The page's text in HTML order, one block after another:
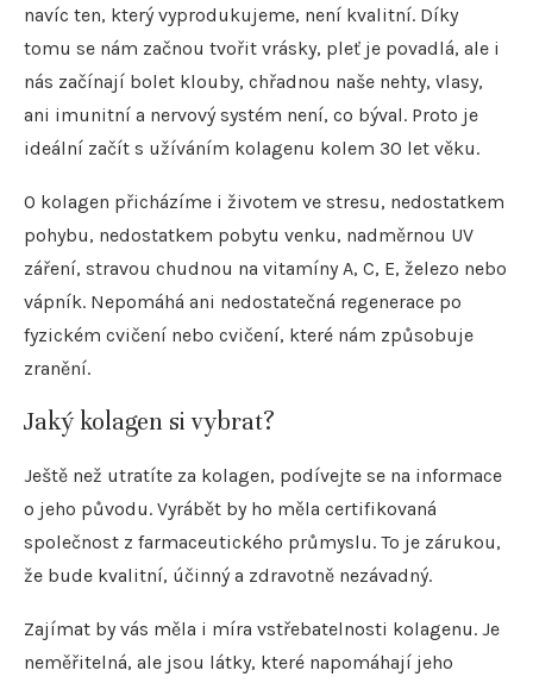
navíc ten, který vyprodukujeme, není kvalitní. Díky
tomu se nám začnou tvořit vrásky, pleť je povadlá, ale i
nás začínají bolet klouby, chřadnou naše nehty, vlasy,
ani imunitní a nervový systém není, co býval. Proto je
ideální začít s užíváním kolagenu kolem 30 let věku.
O kolagen přicházíme i životem ve stresu, nedostatkem
pohybu, nedostatkem pobytu venku, nadměrnou UV
záření, stravou chudnou na vitamíny A, C, E, železo nebo
vápník. Nepomáhá ani nedostatečná regenerace po
fyzickém cvičení nebo cvičení, které nám způsobuje
zranění.
Jaký kolagen si vybrat?
Ještě než utratíte za kolagen, podívejte se na informace
o jeho původu. Vyrábět by ho měla certifikovaná
společnost z farmaceutického průmyslu. To je zárukou,
že bude kvalitní, účinný a zdravotně nezávadný.
Zajímat by vás měla i míra vstřebatelnosti kolagenu. Je
neměřitelná, ale jsou látky, které napomáhají jeho